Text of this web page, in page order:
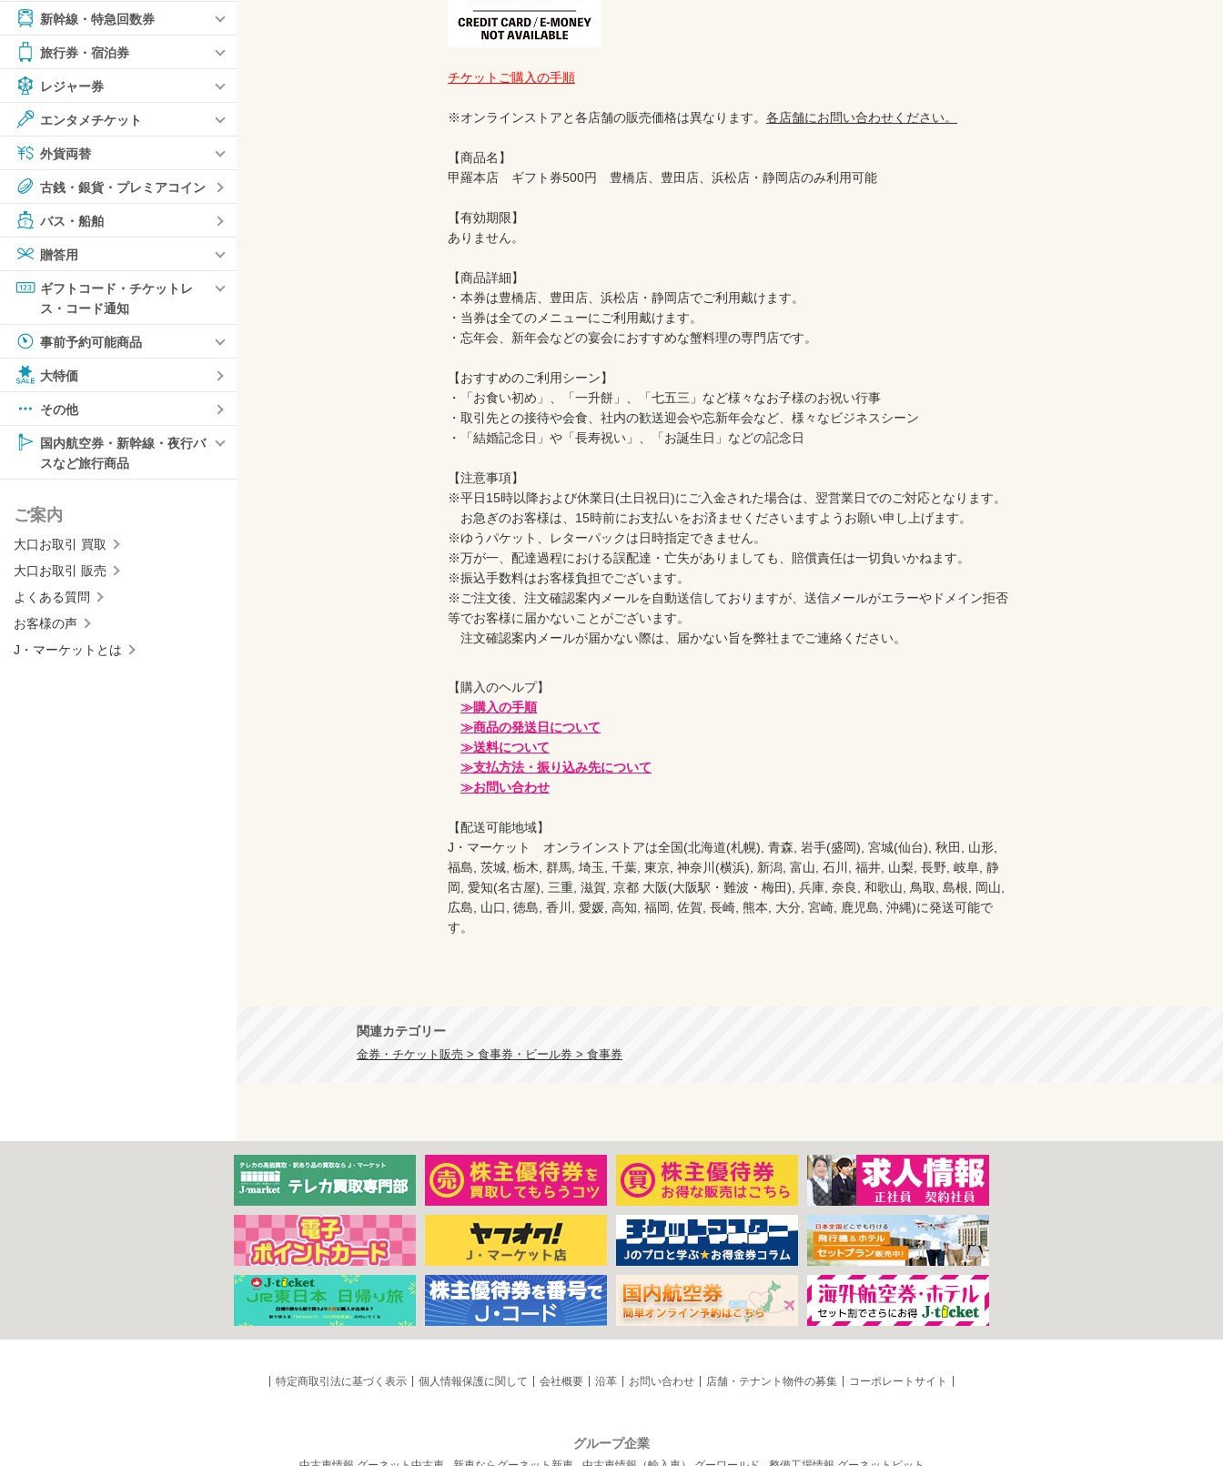
新幹線・特急回数券
旅行券・宿泊券
レジャー券
エンタメチケット
外貨両替
古銭・銀貨・プレミアコイン
バス・船舶
贈答用
ギフトコード・チケットレ
ス・コード通知
事前予約可能商品
大特価
その他
国内航空券・新幹線・夜行バ
スなど旅行商品
ご案内
大口お取引 買取
大口お取引 販売
よくある質問
お客様の声
J・マーケットとは
チケットご購入の手順
※オンラインストアと各店舗の販売価格は異なります。 各店舗にお問い合わせください。
【商品名】
甲羅本店　ギフト券500円　豊橋店、豊田店、浜松店・静岡店のみ利用可能
【有効期限】
ありません。
【商品詳細】
・本券は豊橋店、豊田店、浜松店・静岡店でご利用戴けます。
・当券は全てのメニューにご利用戴けます。
・忘年会、新年会などの宴会におすすめな蟹料理の専門店です。
【おすすめのご利用シーン】
・「お食い初め」、「一升餅」、「七五三」など様々なお子様のお祝い行事
・取引先との接待や会食、社内の歓送迎会や忘新年会など、様々なビジネスシーン
・「結婚記念日」や「長寿祝い」、「お誕生日」などの記念日
【注意事項】
※平日15時以降および休業日(土日祝日)にご入金された場合は、翌営業日でのご対応となります。
お急ぎのお客様は、15時前にお支払いをお済ませくださいますようお願い申し上げます。
※ゆうパケット、レターパックは日時指定できません。
※万が一、配達過程における誤配達・亡失がありましても、賠償責任は一切負いかねます。
※振込手数料はお客様負担でございます。
※ご注文後、注文確認案内メールを自動送信しておりますが、送信メールがエラーやドメイン拒否
等でお客様に届かないことがございます。
注文確認案内メールが届かない際は、届かない旨を弊社までご連絡ください。
【購入のヘルプ】
≫購入の手順
≫商品の発送日について
≫送料について
≫支払方法・振り込み先について
≫お問い合わせ
【配送可能地域】
J・マーケット　オンラインストアは全国(北海道(札幌), 青森, 岩手(盛岡), 宮城(仙台), 秋田, 山形,
福島, 茨城, 栃木, 群馬, 埼玉, 千葉, 東京, 神奈川(横浜), 新潟, 富山, 石川, 福井, 山梨, 長野, 岐阜, 静
岡, 愛知(名古屋), 三重, 滋賀, 京都 大阪(大阪駅・難波・梅田), 兵庫, 奈良, 和歌山, 鳥取, 島根, 岡山,
広島, 山口, 徳島, 香川, 愛媛, 高知, 福岡, 佐賀, 長崎, 熊本, 大分, 宮崎, 鹿児島, 沖縄)に発送可能で
す。
関連カテゴリー
金券・チケット販売 > 食事券・ビール券 > 食事券
特定商取引法に基づく表示 個人情報保護に関して 会社概要 沿革 お問い合わせ 店舗・テナント物件の募集 コーポレートサイト
グループ企業